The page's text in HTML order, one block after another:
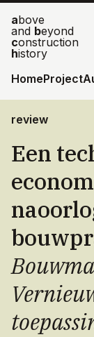
above
and beyond
construction
history
HomeProject
review
Een